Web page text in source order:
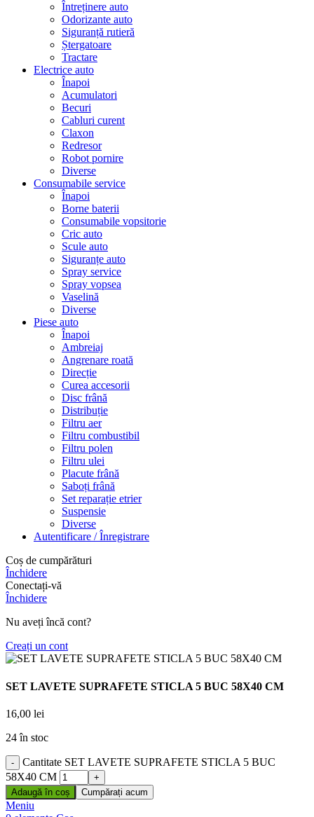
Întreținere auto
Odorizante auto
Siguranță rutieră
Ștergatoare
Tractare
Electrice auto
Înapoi
Acumulatori
Becuri
Cabluri curent
Claxon
Redresor
Robot pornire
Diverse
Consumabile service
Înapoi
Borne baterii
Consumabile vopsitorie
Cric auto
Scule auto
Siguranțe auto
Spray service
Spray vopsea
Vaselină
Diverse
Piese auto
Înapoi
Ambreiaj
Angrenare roată
Direcție
Curea accesorii
Disc frână
Distribuție
Filtru aer
Filtru combustibil
Filtru polen
Filtru ulei
Placute frână
Saboți frână
Set reparație etrier
Suspensie
Diverse
Autentificare / Înregistrare
Coș de cumpărături
Închidere
Conectați-vă
Închidere
Nu aveți încă cont?
Creați un cont
SET LAVETE SUPRAFETE STICLA 5 BUC 58X40 CM
16,00 lei
24 în stoc
Cantitate SET LAVETE SUPRAFETE STICLA 5 BUC
58X40 CM
Adaugă în coș Cumpărați acum
Meniu